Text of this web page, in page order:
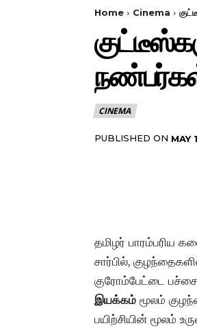
Home Cinema
CINEMA
PUBLISHED ON MAY
தமிழர் பாரம்பரிய
சார்பில்,
குரோம்பேட்டை
இயக்கம் மூலம்
பயிற்சியின் மூலம்